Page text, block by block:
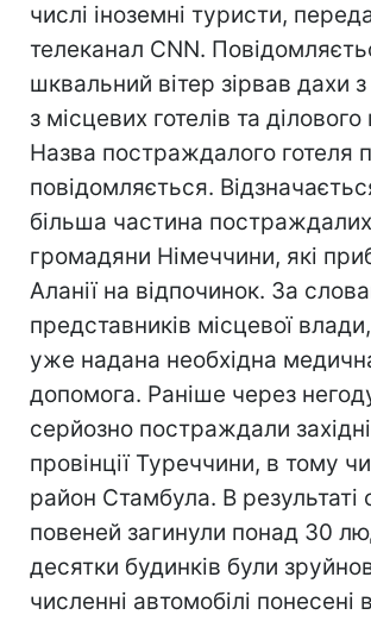
числі іноземні туристи,
телеканал CNN.
шквальний вітер зірвав дахи
з місцевих готелів та
Назва постраждалого готеля
повідомляється.
більша частина
громадяни Німеччини, які
Аланії на відпочинок. За
представників місцевої
уже надана необхідна
допомога. Раніше через
серйозно постраждали західні
провінції Туреччини, в тому
район Стамбула. В результаті
повеней загинули понад 30
десятки будинків були
численні автомобілі понесені